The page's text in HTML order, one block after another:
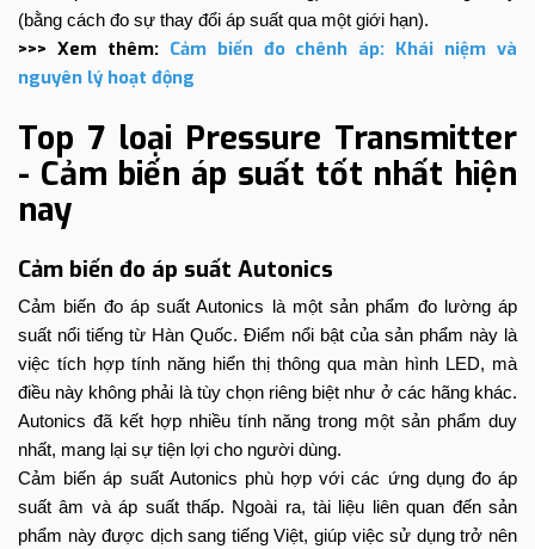
(bằng cách đo sự thay đổi áp suất qua một giới hạn).
>>> Xem thêm: Cảm biến đo chênh áp: Khái niệm và
nguyên lý hoạt động
Top 7 loại Pressure Transmitter
- Cảm biến áp suất tốt nhất hiện
nay
Cảm biến đo áp suất Autonics
Cảm biến đo áp suất Autonics là một sản phẩm đo lường áp
suất nổi tiếng từ Hàn Quốc. Điểm nổi bật của sản phẩm này là
việc tích hợp tính năng hiển thị thông qua màn hình LED, mà
điều này không phải là tùy chọn riêng biệt như ở các hãng khác.
Autonics đã kết hợp nhiều tính năng trong một sản phẩm duy
nhất, mang lại sự tiện lợi cho người dùng.
Cảm biến áp suất Autonics phù hợp với các ứng dụng đo áp
suất âm và áp suất thấp. Ngoài ra, tài liệu liên quan đến sản
phẩm này được dịch sang tiếng Việt, giúp việc sử dụng trở nên